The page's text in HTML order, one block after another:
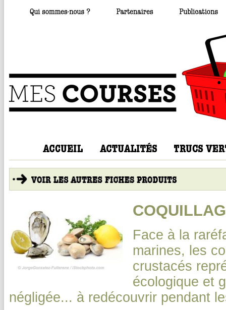
Face à la
marines, les
crustacés
écologique et
négligée... à redécouvrir pendant